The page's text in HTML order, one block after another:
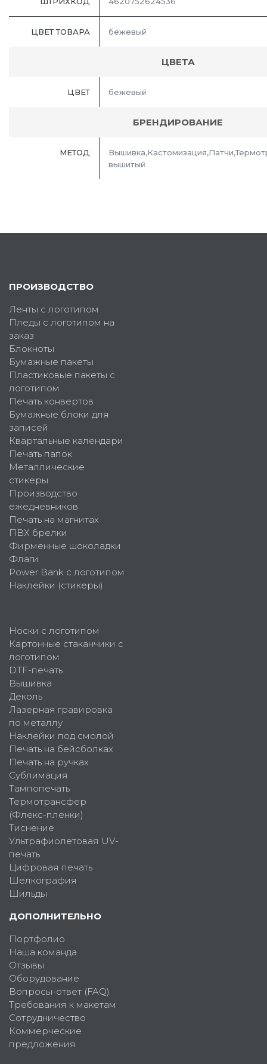
ЦВЕТ ТОВАРА бежевый
ЦВЕТА
ЦВЕТ бежевый
БРЕНДИРОВАНИЕ
МЕТОД
вышитый
ПРОИЗВОДСТВО
Ленты с логотипом
Пледы с логотипом на
заказ
Блокноты
Бумажные пакеты
Пластиковые пакеты с
логотипом
Печать конвертов
Бумажные блоки для
записей
Квартальные календари
Печать папок
Металлические
стикеры
Производство
ежедневников
Печать на магнитах
ПВХ брелки
Фирменные шоколадки
Флаги
Power Bank с логотипом
Наклейки (стикеры)
Носки с логотипом
Картонные стаканчики с
логотипом
DTF-печать
Вышивка
Деколь
Лазерная гравировка
по металлу
Наклейки под смолой
Печать на бейсболках
Печать на ручках
Сублимация
Тампопечать
Термотрансфер
(Флекс-пленки)
Тиснение
Ультрафиолетовая UV-
печать
Цифровая печать
Шелкография
Шильды
ДОПОЛНИТЕЛЬНО
Портфолио
Наша команда
Отзывы
Оборудование
Вопросы-ответ (FAQ)
Требования к макетам
Сотрудничество
Коммерческие
предложения